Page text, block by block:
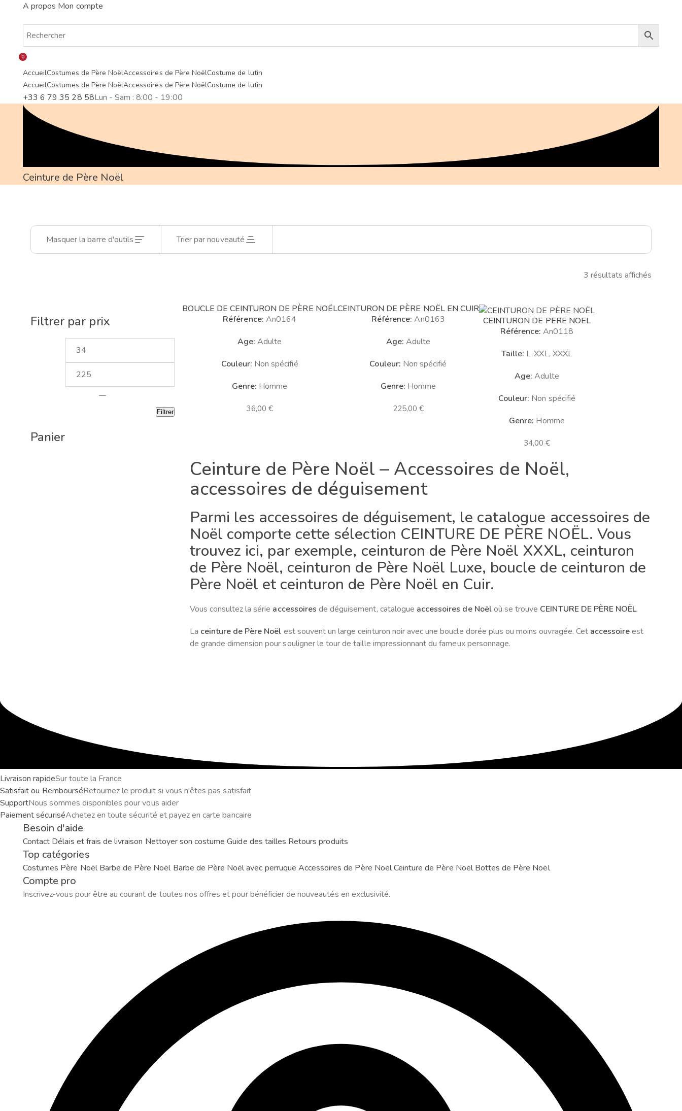
A propos Mon compte
0
AccueilCostumes de Père NoëlAccessoires de Père NoëlCostume de lutin
AccueilCostumes de Père NoëlAccessoires de Père NoëlCostume de lutin
+33 6 79 35 28 58Lun - Sam : 8:00 - 19:00
Ceinture de Père Noël
Masquer la barre d'outils Trier par nouveauté
3 résultats affichés
plus
récent
Filtrer par prix
—
Filtrer
Panier
BOUCLE DE CEINTURON DE PÈRE NOËL
Référence: An0164
Age: Adulte
Couleur: Non spécifié
Genre: Homme
36,00 €
CEINTURON DE PÈRE NOËL EN CUIR
Référence: An0163
Age: Adulte
Couleur: Non spécifié
Genre: Homme
225,00 €
CEINTURON DE PÈRE NOËL
Référence: An0118
Taille: L-XXL, XXXL
Age: Adulte
Couleur: Non spécifié
Genre: Homme
34,00€
Ceinture de Père Noël – Accessoires de Noël,
accessoires de déguisement
Parmi les accessoires de déguisement, le catalogue accessoires de
Noël comporte cette sélection CEINTURE DE PÈRE NOËL. Vous
trouvez ici, par exemple, ceinturon de Père Noël XXXL, ceinturon
de Père Noël, ceinturon de Père Noël Luxe, boucle de ceinturon de
Père Noël et ceinturon de Père Noël en Cuir.
Vous consultez la série accessoires de déguisement, catalogue accessoires de Noëloù se trouve CEINTURE DE PÈRE NOËL.
La ceinture de Père Noël est souvent un large ceinturon noir avec une boucle dorée plus ou moins ouvragée. Cet accessoireest
de grande dimension pour souligner le tour de taille impressionnant du fameux personnage.
Livraison rapideSur toute la France
Satisfait ou RembourséRetournez le produit si vous n'êtes pas satisfait
SupportNous sommes disponibles pour vous aider
Paiement sécuriséAchetez en toute sécurité et payez en carte bancaire
Besoin d'aide
Contact Délais et frais de livraison Nettoyer son costume Guide des tailles Retours produits
Top catégories
Costumes Père Noël Barbe de Père Noël Barbe de Père Noël avec perruque Accessoires de Père NoëlCeinture de Père Noël Bottes de Père Noël
Compte pro
Inscrivez-vous pour être au courant de toutes nos offres et pour bénéficier de nouveautés en exclusivité.